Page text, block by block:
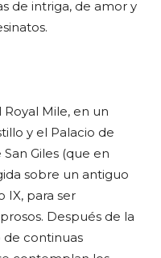
de intriga, de amor y
Mile, en un
y el Palacio de
Giles (que en
sobre un antiguo
IX, para ser
Después de la
de continuas